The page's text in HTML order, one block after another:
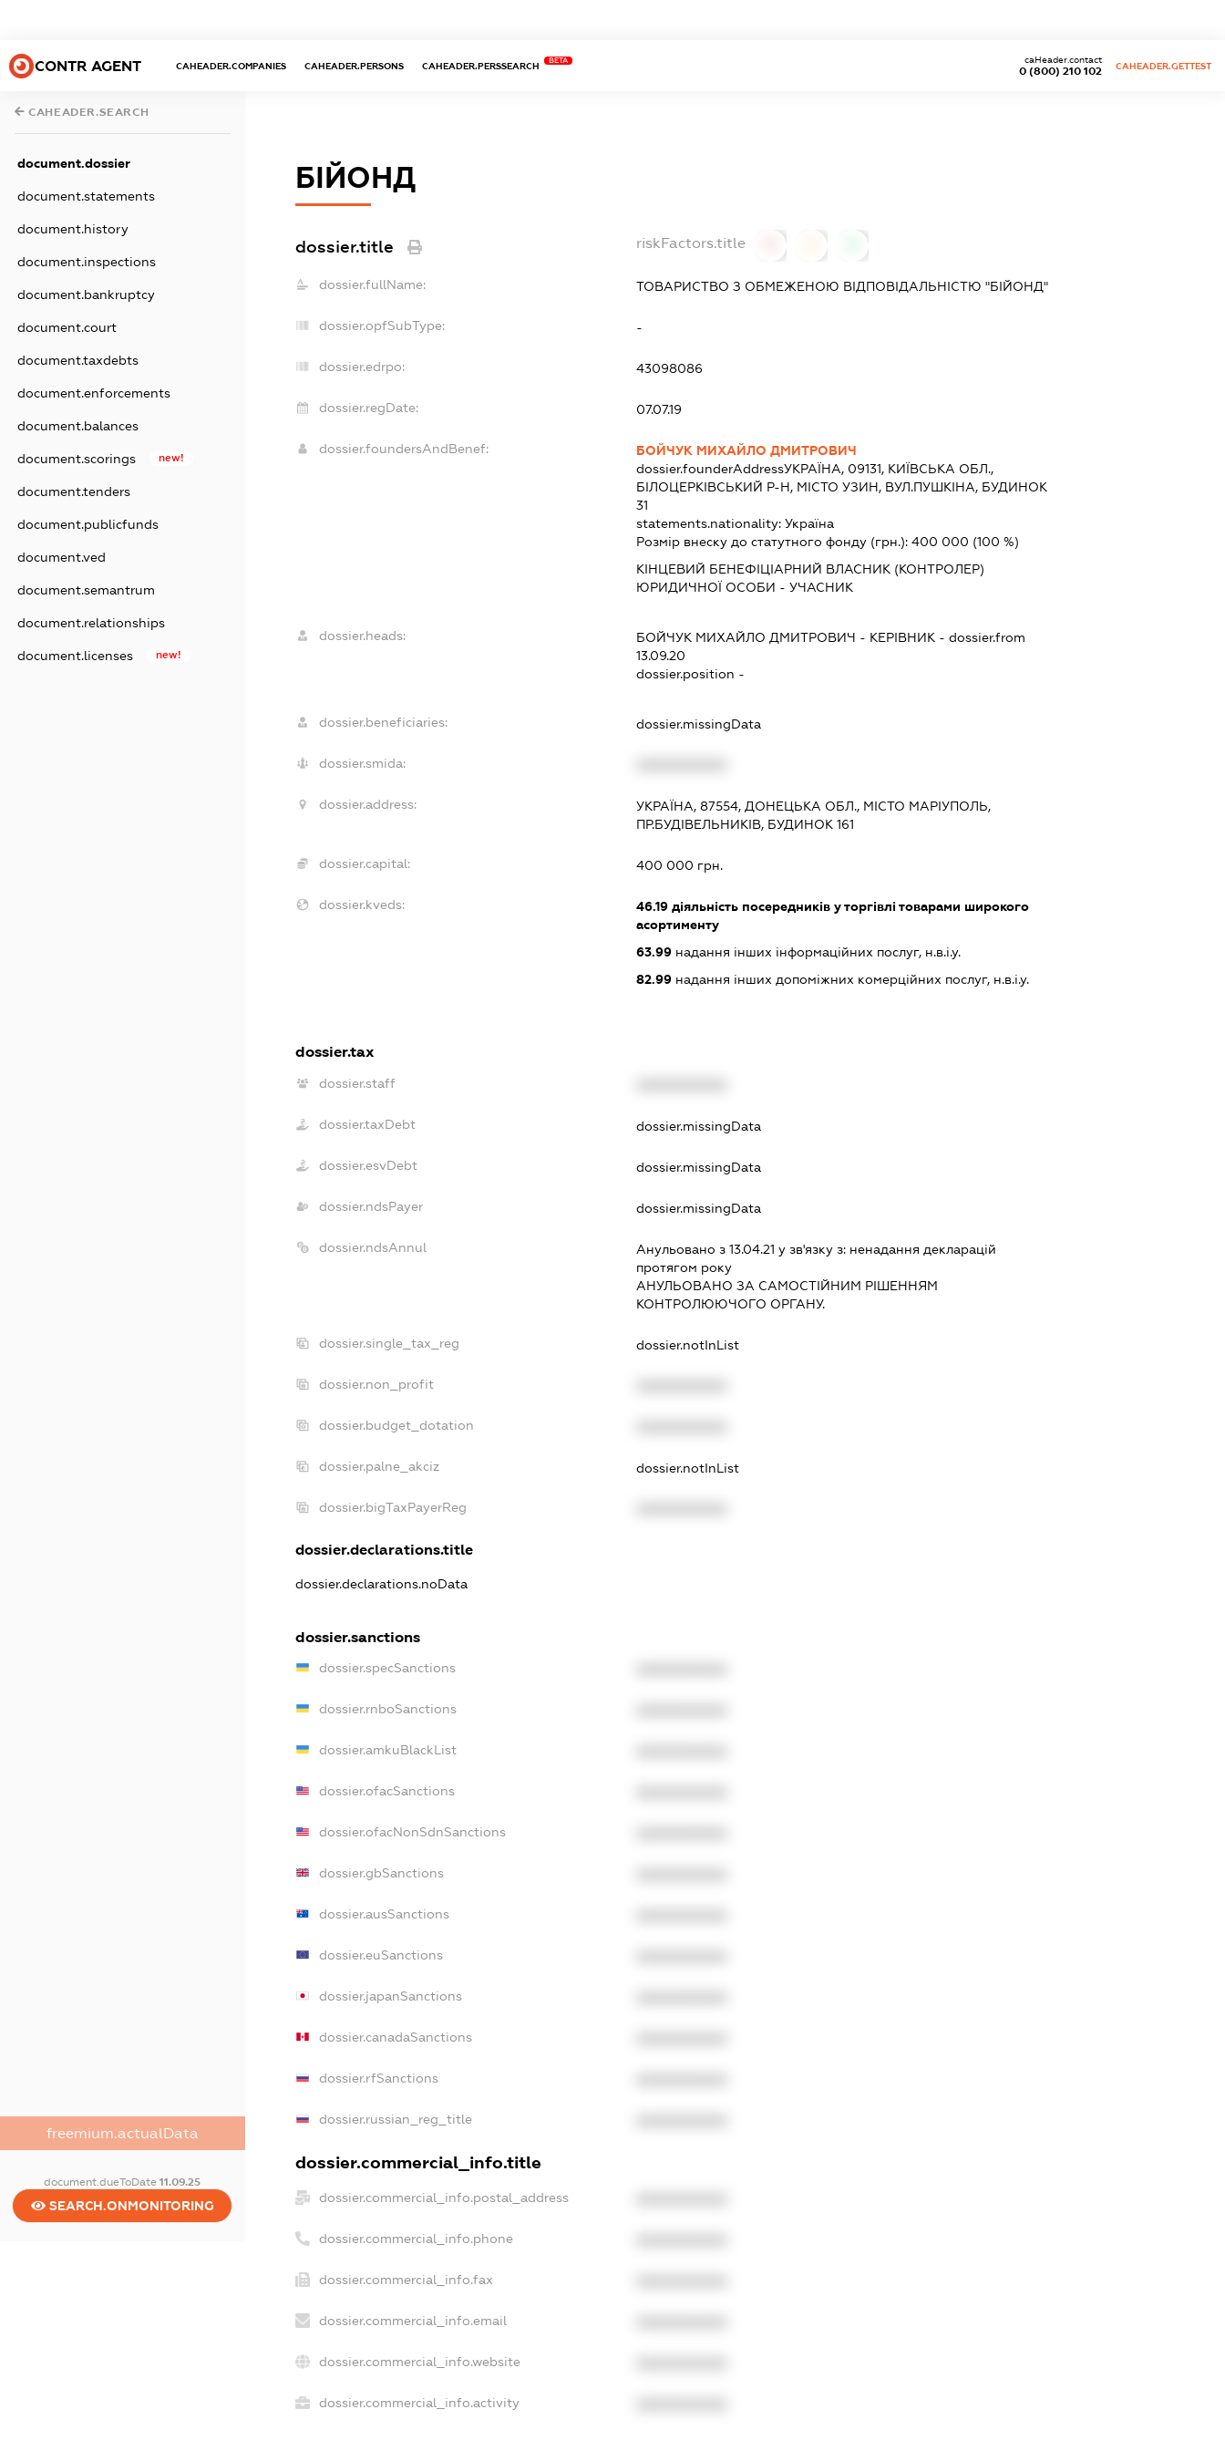
CONTR AGENT CAHEADER.COMPANIES CAHEADER.PERSONS CAHEADER.PERSSEARCH
BETA
0 (800) 210 102
caHeader.contact
CAHEADER.GETTEST
CAHEADER.SEARCH
document.dossier
document.statements
document.history
document.inspections
document.bankruptcy
document.court
document.taxdebts
document.enforcements
document.balances
document.scorings new!
document.tenders
document.publicfunds
document.ved
document.semantrum
document.relationships
document.licenses new!
freemium.actualData
document.dueToDate11.09.25
SEARCH.ONMONITORING
БІЙОНД
dossier.title riskFactors.title
dossier.fullName: ТОВАРИСТВО З ОБМЕЖЕНОЮ ВІДПОВІДАЛЬНІСТЮ "БІЙОНД"
dossier.opfSubType: -
dossier.edrpo: 43098086
dossier.regDate: 07.07.19
dossier.foundersAndBenef:
БОЙЧУК МИХАЙЛО ДМИТРОВИЧ
dossier.founderAddressУКРАЇНА, 09131, КИЇВСЬКА ОБЛ.,
БІЛОЦЕРКІВСЬКИЙ Р-Н, МІСТО УЗИН, ВУЛ.ПУШКІНА, БУДИНОК
31
statements.nationality: Україна
Розмір внеску до статутного фонду (грн.): 400 000 (100 %)
КІНЦЕВИЙ БЕНЕФІЦІАРНИЙ ВЛАСНИК (КОНТРОЛЕР)
ЮРИДИЧНОЇ ОСОБИ - УЧАСНИК
dossier.heads: БОЙЧУК МИХАЙЛО ДМИТРОВИЧ - КЕРІВНИК- dossier.from
13.09.20
dossier.position -
dossier.beneficiaries: dossier.missingData
dossier.smida:
dossier.address:
УКРАЇНА, 87554, ДОНЕЦЬКА ОБЛ., МІСТО МАРІУПОЛЬ,
ПР.БУДІВЕЛЬНИКІВ, БУДИНОК 161
dossier.capital: 400 000 грн.
dossier.kveds: 46.19діяльність посередників у торгівлі товарами широкого
асортименту
63.99надання інших інформаційних послуг, н.в.і.у.
82.99надання інших допоміжних комерційних послуг, н.в.і.у.
dossier.tax
dossier.staff
dossier.taxDebt dossier.missingData
dossier.esvDebt dossier.missingData
dossier.ndsPayer dossier.missingData
dossier.ndsAnnul Анульовано з 13.04.21 у зв'язку з: ненадання декларацiй
протягом року
АНУЛЬОВАНО ЗА САМОСТIЙНИМ РIШЕННЯМ
КОНТРОЛЮЮЧОГО ОРГАНУ.
dossier.single_tax_reg dossier.notInList
dossier.non_profit
dossier.budget_dotation
dossier.palne_akciz dossier.notInList
dossier.bigTaxPayerReg
dossier.declarations.title
dossier.declarations.noData
dossier.sanctions
dossier.specSanctions
dossier.rnboSanctions
dossier.amkuBlackList
dossier.ofacSanctions
dossier.ofacNonSdnSanctions
dossier.gbSanctions
dossier.ausSanctions
dossier.euSanctions
dossier.japanSanctions
dossier.canadaSanctions
dossier.rfSanctions
dossier.russian_reg_title
dossier.commercial_info.title
dossier.commercial_info.postal_address
dossier.commercial_info.phone
dossier.commercial_info.fax
dossier.commercial_info.email
dossier.commercial_info.website
dossier.commercial_info.activity